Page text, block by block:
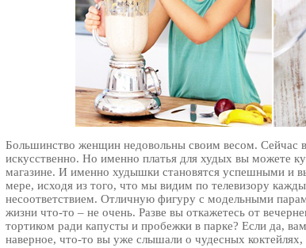
Большинство женщин недовольны своим весом. Сейчас
искусственно. Но именно платья для худых вы можете
магазине. И именно худышки становятся успешными и
мере, исходя из того, что мы видим по телевизору
несоответствием. Отличную фигуру с модельными
жизни что-то – не очень. Разве вы откажетесь от
тортиком ради капусты и пробежки в парке? Если да,
наверное, что-то вы уже слышали о чудесных